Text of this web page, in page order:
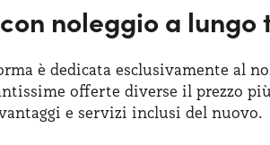
noleggio a lungo
è dedicata esclusivamente al
offerte diverse il prezzo
e servizi inclusi del nuovo.